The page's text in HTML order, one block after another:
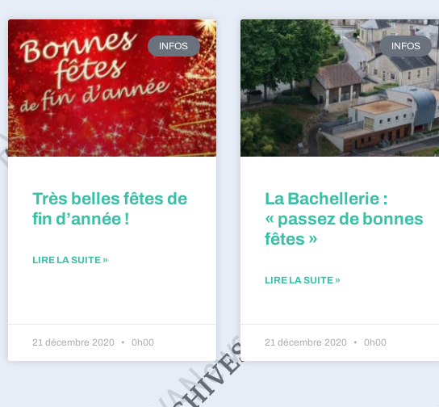
INFOS
Très belles fêtes de
fin d’année !
LIRE LA SUITE »
21 décembre 2020 0h00
INFOS
La Bachellerie :
« passez de bonnes
fêtes »
LIRE LA SUITE »
21 décembre 2020 0h00